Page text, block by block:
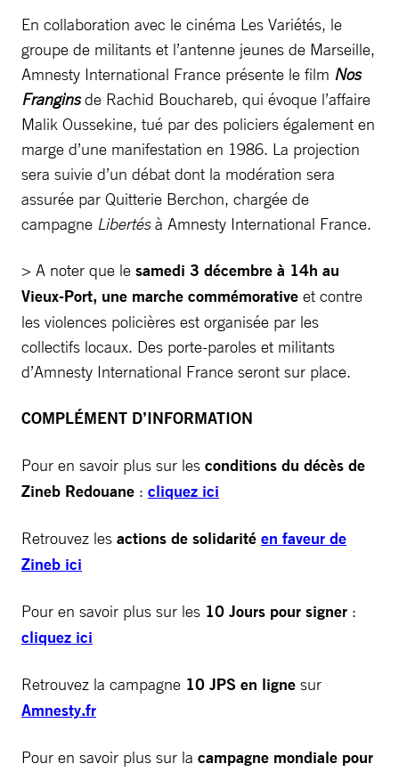
En collaboration avec le cinéma Les Variétés, le
groupe de militants et l’antenne jeunes de Marseille,
Amnesty International France présente le film Nos
Franginsde Rachid Bouchareb, qui évoque l’affaire
Malik Oussekine, tué par des policiers également en
marge d’une manifestation en 1986. La projection
sera suivie d’un débat dont la modération sera
assurée par Quitterie Berchon, chargée de
campagne Libertésà Amnesty International France.
> A noter que le samedi 3 décembre à 14h au
Vieux-Port, une marche commémorative et contre
les violences policières est organisée par les
collectifs locaux. Des porte-paroles et militants
d’Amnesty International France seront sur place.
COMPLÉMENT D’INFORMATION
Pour en savoir plus sur les conditions du décès de
Zineb Redouane : cliquez ici
Retrouvez les actions de solidarité en faveur de
Zineb ici
Pour en savoir plus sur les 10 Jours pour signer :
cliquez ici
Retrouvez la campagne 10 JPS en ligne sur
Amnesty.fr
Pour en savoir plus sur la campagne mondiale pour